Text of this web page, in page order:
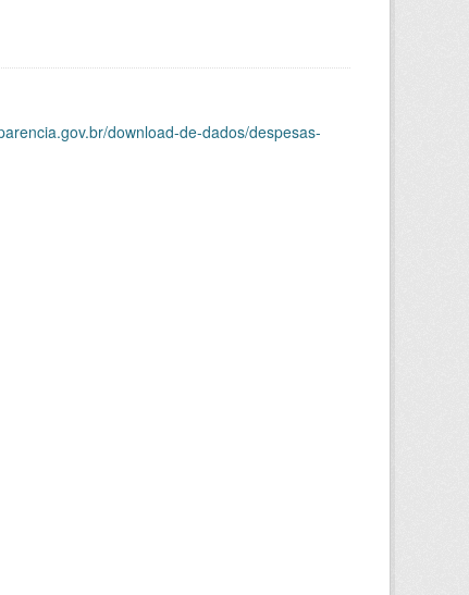
download-de-dados/despesas-